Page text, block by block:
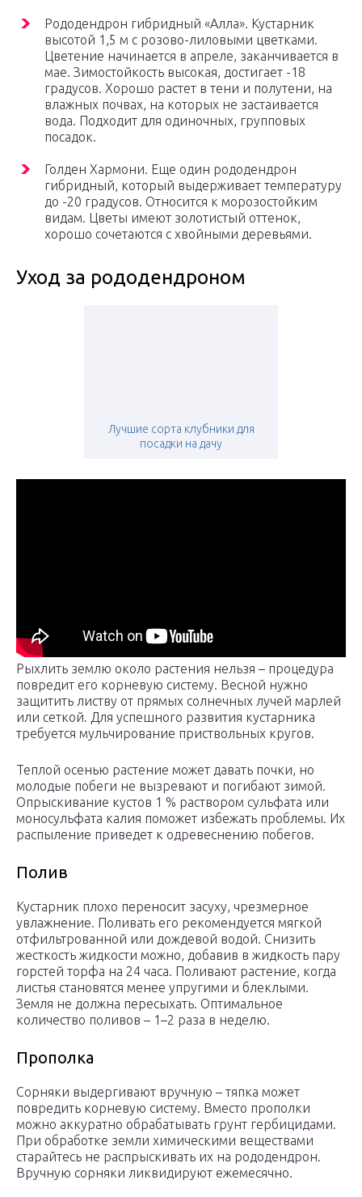
Рододендрон гибридный «Алла». Кустарник
высотой 1,5 м с розово-лиловыми цветками.
Цветение начинается в апреле, заканчивается в
мае. Зимостойкость высокая, достигает -18
градусов. Хорошо растет в тени и полутени, на
влажных почвах, на которых не застаивается
вода. Подходит для одиночных, групповых
посадок.
Голден Хармони. Еще один рододендрон
гибридный, который выдерживает температуру
до -20 градусов. Относится к морозостойким
видам. Цветы имеют золотистый оттенок,
хорошо сочетаются с хвойными деревьями.
Уход за рододендроном
Лучшие сорта клубники для
посадки на дачу
Рыхлить землю около растения нельзя – процедура
повредит его корневую систему. Весной нужно
защитить листву от прямых солнечных лучей марлей
или сеткой. Для успешного развития кустарника
требуется мульчирование приствольных кругов.
Теплой осенью растение может давать почки, но
молодые побеги не вызревают и погибают зимой.
Опрыскивание кустов 1 % раствором сульфата или
моносульфата калия поможет избежать проблемы. Их
распыление приведет к одревеснению побегов.
Полив
Кустарник плохо переносит засуху, чрезмерное
увлажнение. Поливать его рекомендуется мягкой
отфильтрованной или дождевой водой. Снизить
жесткость жидкости можно, добавив в жидкость пару
горстей торфа на 24 часа. Поливают растение, когда
листья становятся менее упругими и блеклыми.
Земля не должна пересыхать. Оптимальное
количество поливов – 1–2 раза в неделю.
Прополка
Сорняки выдергивают вручную – тяпка может
повредить корневую систему. Вместо прополки
можно аккуратно обрабатывать грунт гербицидами.
При обработке земли химическими веществами
старайтесь не распрыскивать их на рододендрон.
Вручную сорняки ликвидируют ежемесячно.